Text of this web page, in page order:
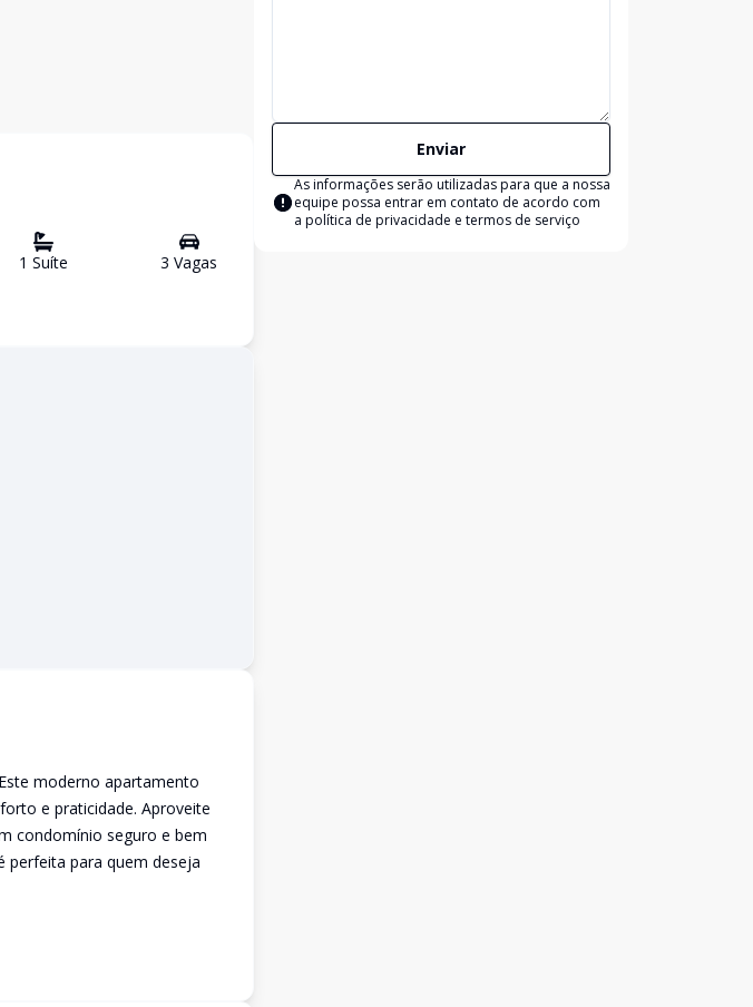
1 Suíte 3 Vagas
moderno apartamento
e praticidade. Aproveite
condomínio seguro e bem
perfeita para quem deseja
Enviar
As informações serão utilizadas para que a nossa
equipe possa entrar em contato de acordo com
a política de privacidade e termos de serviço